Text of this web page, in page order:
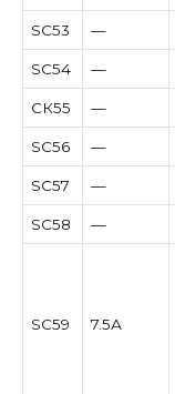
SC53 —
SC54 —
СК55 —
SC56 —
SC57 —
SC58 —
SC59 7.5А